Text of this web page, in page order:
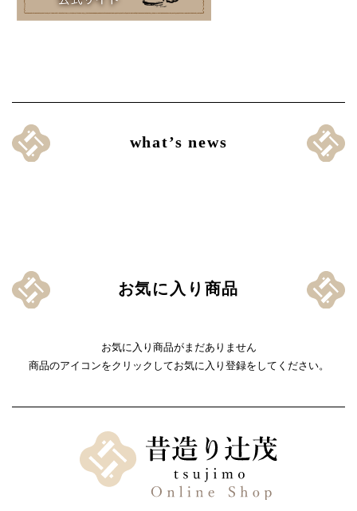
what’s news
お気に入り商品
お気に入り商品がまだありません
商品のアイコンをクリックしてお気に入り登録をしてください。